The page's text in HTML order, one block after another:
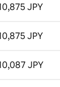
JPY
JPY
JPY